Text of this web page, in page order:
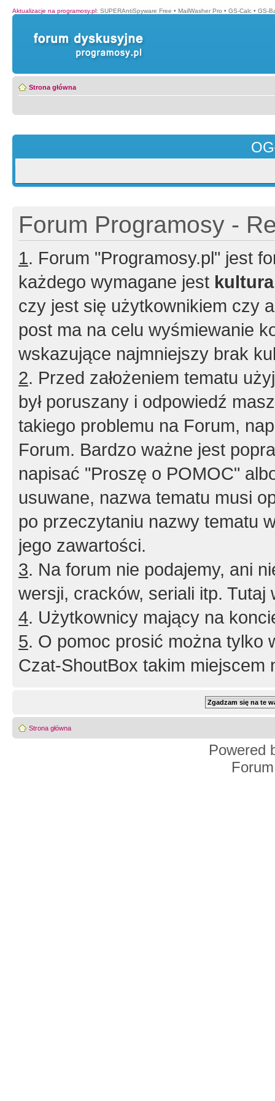
Aktualizacje na programosy.pl: SUPERAntiSpyware Free • MailWasher Pro • GS-Calc • GS-
Strona główna
Forum Programosy -
1. Forum "Programosy.pl" jest
każdego wymagane jest
czy jest się użytkownikiem czy
post ma na celu wyśmiewanie
wskazujące najmniejszy brak
2. Przed założeniem tematu
był poruszany i odpowiedź
takiego problemu na Forum,
Forum. Bardzo ważne jest
napisać "Proszę o POMOC"
usuwane, nazwa tematu musi
po przeczytaniu nazwy tematu
jego zawartości.
3. Na forum nie podajemy, ani
wersji, cracków, seriali itp. Tutaj
4. Użytkownicy mający na
5. O pomoc prosić można tylko
Czat-ShoutBox takim miejscem
Strona główna
Powered